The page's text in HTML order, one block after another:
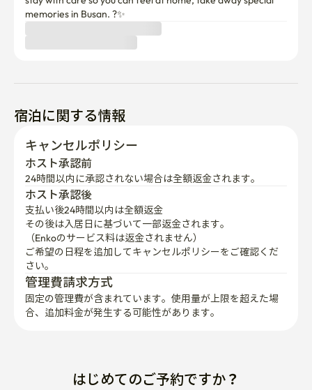
和な環境を提供します💻
memories in Busan. ?✨
宿泊に関する情報
キャンセルポリシー
ホスト承認前
24時間以内に承認されない場合は全額返金されます。
ホスト承認後
支払い後24時間以内は全額返金
その後は入居日に基づいて一部返金されます。
（Enkoのサービス料は返金されません）
ご希望の日程を追加してキャンセルポリシーをご確認くだ
さい。
管理費請求方式
固定の管理費が含まれています。使用量が上限を超えた場
合、追加料金が発生する可能性があります。
はじめてのご予約ですか？